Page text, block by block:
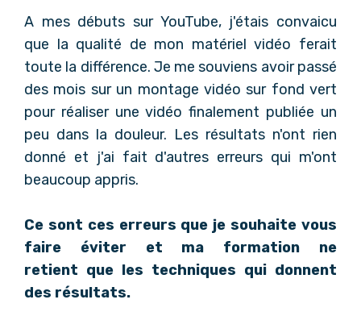
A mes débuts sur YouTube, j'étais convaicu
que la qualité de mon matériel vidéo ferait
toute la différence. Je me souviens avoir passé
des mois sur un montage vidéo sur fond vert
pour réaliser une vidéo finalement publiée un
peu dans la douleur. Les résultats n'ont rien
donné et j'ai fait d'autres erreurs qui m'ont
beaucoup appris.
Ce sont ces erreurs que je souhaite vous
faire éviter et ma formation ne
retient que les techniques qui donnent
des résultats.